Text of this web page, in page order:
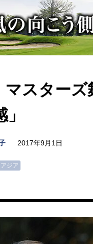
マスター
2017年9月1日
アジア